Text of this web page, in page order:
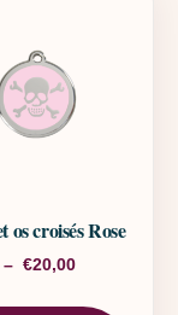
€20,00
variations.
os croisés Rose
– €20,00Plage de